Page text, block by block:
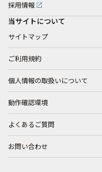
採用情報
当サイトについて
サイトマップ
ご利用規約
個人情報の取扱いについて
動作確認環境
よくあるご質問
お問い合わせ